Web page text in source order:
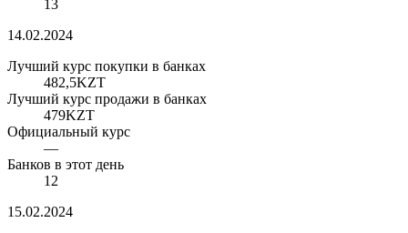
13
14.02.2024
Лучший курс покупки в банках
482,5KZT
Лучший курс продажи в банках
479KZT
Официальный курс
—
Банков в этот день
12
15.02.2024